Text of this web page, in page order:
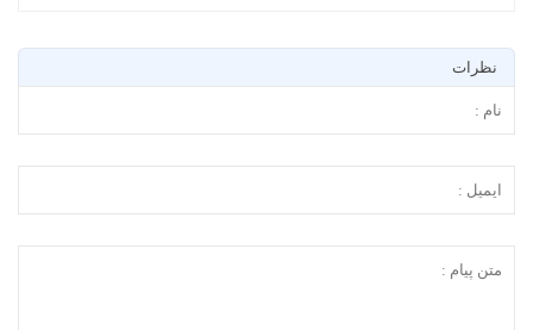
نظرات